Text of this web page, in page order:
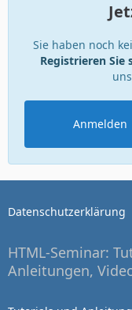
Sie haben noch
Registrieren Sie
Anmelden
Datenschutzerklärung
HTML-Seminar:
Anleitungen,